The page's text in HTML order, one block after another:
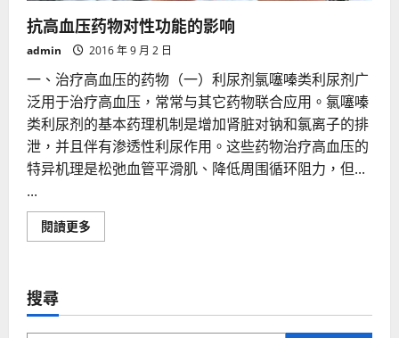
抗高血压药物对性功能的影响
admin 2016 年 9 月 2 日
一、治疗高血压的药物（一）利尿剂氯噻嗪类利尿剂广
泛用于治疗高血压，常常与其它药物联合应用。氯噻嗪
类利尿剂的基本药理机制是增加肾脏对钠和氯离子的排
泄，并且伴有渗透性利尿作用。这些药物治疗高血压的
特异机理是松弛血管平滑肌、降低周围循环阻力，但...
...
閱讀更多
more
药
搜尋